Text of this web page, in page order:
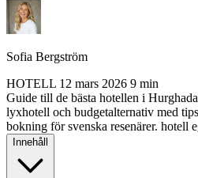
Sofia Bergström
HOTELL 12 mars 2026 9 min
Guide till de bästa hotellen i
lyxhotell och budgetalternativ med
bokning för svenska resenärer. hotell
Innehåll